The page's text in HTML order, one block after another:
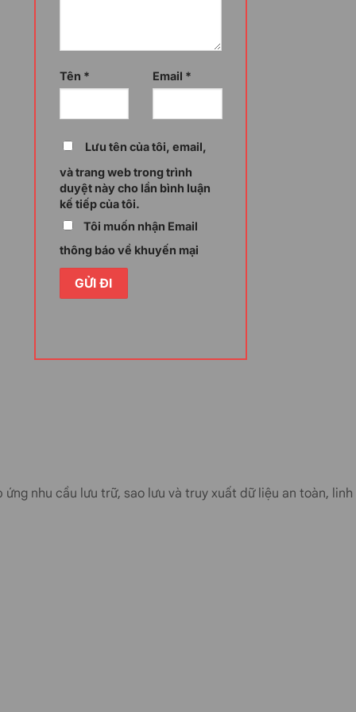
bộ. Vì vậy, nhân viên có thể trao đổi
có thể tự động hóa các luồng công
án,… Nhờ đó giảm thiểu các thao tác
hiệu suất.
Tên * Email *
Lưu tên của tôi, email,
và trang web trong trình
duyệt này cho lần bình luận
kế tiếp của tôi.
Tôi muốn nhận Email
thông báo về khuyến mại
nhu cầu lưu trữ, sao lưu và truy xuất dữ liệu an toàn,